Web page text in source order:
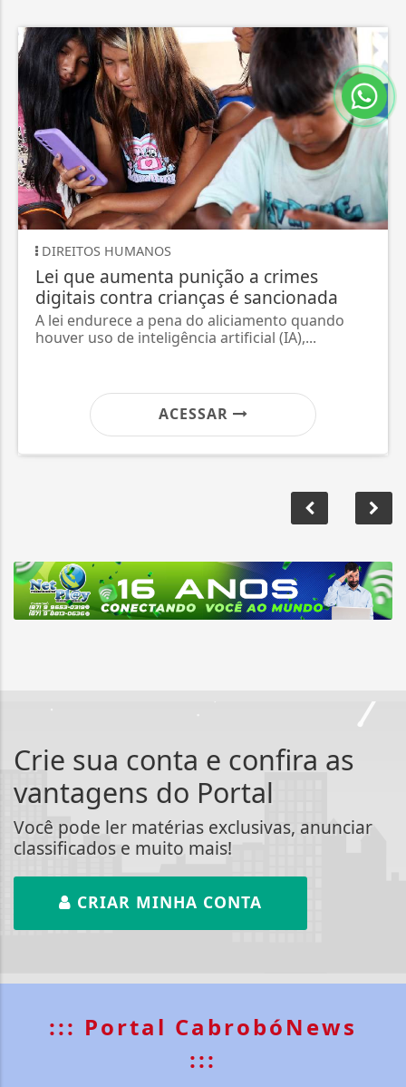
DIREITOS HUMANOS
Lei que aumenta punição a crimes
digitais contra crianças é sancionada
A lei endurece a pena do aliciamento quando
houver uso de inteligência artificial (IA),...
ACESSAR
Crie sua conta e confira as
vantagens do Portal
Você pode ler matérias exclusivas, anunciar
classificados e muito mais!
CRIAR MINHA CONTA
::: Portal CabrobóNews
:::